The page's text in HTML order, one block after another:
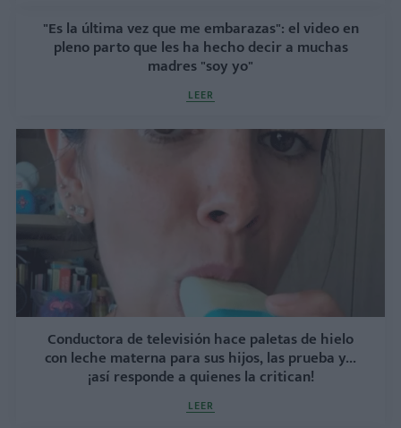
"Es la última vez que me embarazas": el video en
pleno parto que les ha hecho decir a muchas
madres "soy yo"
LEER
Conductora de televisión hace paletas de hielo
con leche materna para sus hijos, las prueba y...
¡así responde a quienes la critican!
LEER